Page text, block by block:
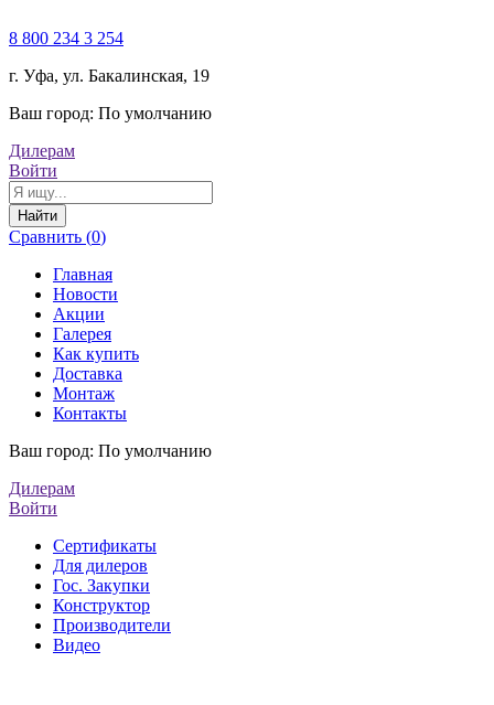
8 800 234 3 254
г. Уфа, ул. Бакалинская, 19
Ваш город: По умолчанию
Дилерам
Войти
Найти
Сравнить (0)
Главная
Новости
Акции
Галерея
Как купить
Доставка
Монтаж
Контакты
Ваш город: По умолчанию
Дилерам
Войти
Сертификаты
Для дилеров
Гос. Закупки
Конструктор
Производители
Видео